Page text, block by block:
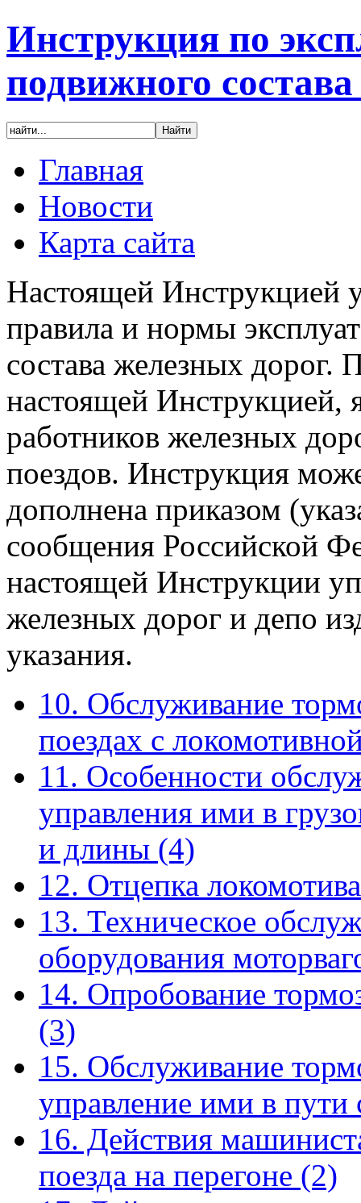
Инструкция по
подвижного
Главная
Новости
Карта сайта
Настоящей Инструкцией
правила и нормы
состава железных дорог.
настоящей Инструкцией,
работников железных
поездов. Инструкция
дополнена приказом
сообщения Российской
настоящей Инструкции
железных дорог и депо
указания.
10. Обслуживание
поездах с
11. Особенности
управления ими в
и длины (4)
12. Отцепка
13. Техническое
оборудования
14. Опробование
(3)
15. Обслуживание
управление ими в пути
16. Действия
поезда на перегоне (2)